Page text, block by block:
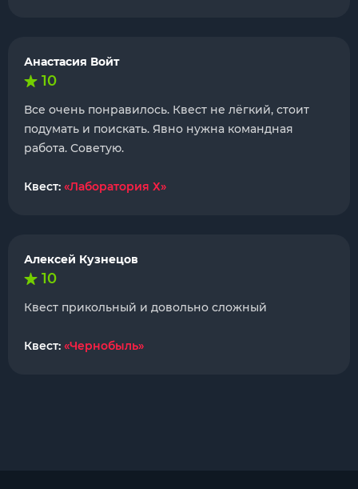
Анастасия Войт
10
Все очень понравилось. Квест не лёгкий, стоит
подумать и поискать. Явно нужна командная
работа. Советую.
Квест: «Лаборатория Х»
Алексей Кузнецов
10
Квест прикольный и довольно сложный
Квест: «Чернобыль»